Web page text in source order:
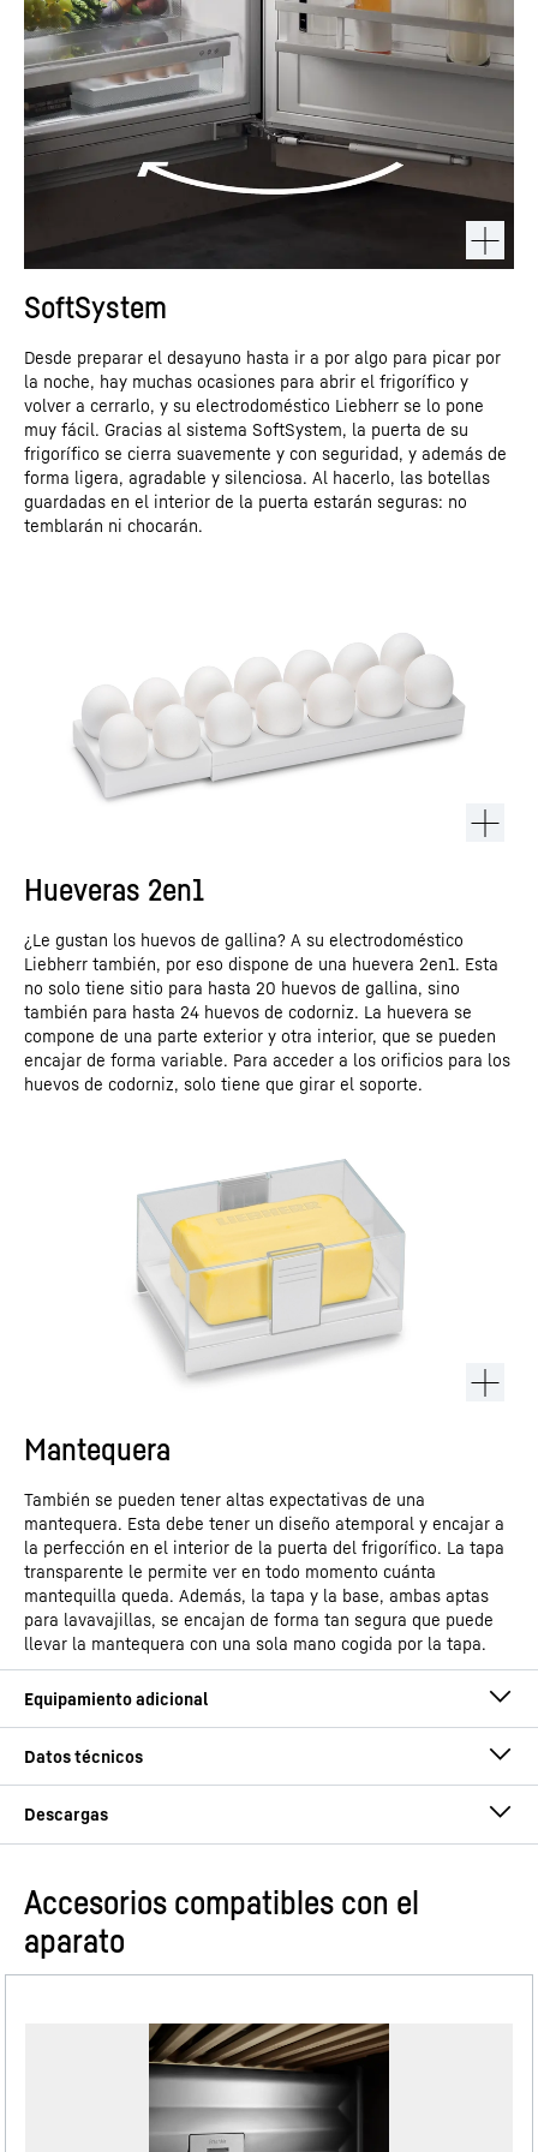
SoftSystem
Desde preparar el desayuno hasta ir a por algo para picar por
la noche, hay muchas ocasiones para abrir el frigorífico y
volver a cerrarlo, y su electrodoméstico Liebherr se lo pone
muy fácil. Gracias al sistema SoftSystem, la puerta de su
frigorífico se cierra suavemente y con seguridad, y además de
forma ligera, agradable y silenciosa. Al hacerlo, las botellas
guardadas en el interior de la puerta estarán seguras: no
temblarán ni chocarán.
Hueveras 2en1
¿Le gustan los huevos de gallina? A su electrodoméstico
Liebherr también, por eso dispone de una huevera 2en1. Esta
no solo tiene sitio para hasta 20 huevos de gallina, sino
también para hasta 24 huevos de codorniz. La huevera se
compone de una parte exterior y otra interior, que se pueden
encajar de forma variable. Para acceder a los orificios para los
huevos de codorniz, solo tiene que girar el soporte.
Mantequera
También se pueden tener altas expectativas de una
mantequera. Esta debe tener un diseño atemporal y encajar a
la perfección en el interior de la puerta del frigorífico. La tapa
transparente le permite ver en todo momento cuánta
mantequilla queda. Además, la tapa y la base, ambas aptas
para lavavajillas, se encajan de forma tan segura que puede
llevar la mantequera con una sola mano cogida por la tapa.
Estantes de cristal satinados con molduras
decorativas de acero inoxidable
Grupo de producto
9005382259795
Número de artículo de venta 994810251
Instrucciones de uso
Instrucciones de montaje e instalación
Accesorios compatibles con el
aparato